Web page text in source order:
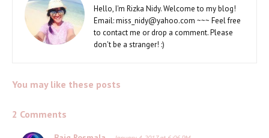
Hello, I'm Rizka Nidy. Welcome to my blog!
Email: miss_nidy@yahoo.com ~~~ Feel free
to contact me or drop a comment. Please
don't be a stranger! :)
You may like these posts
2 Comments